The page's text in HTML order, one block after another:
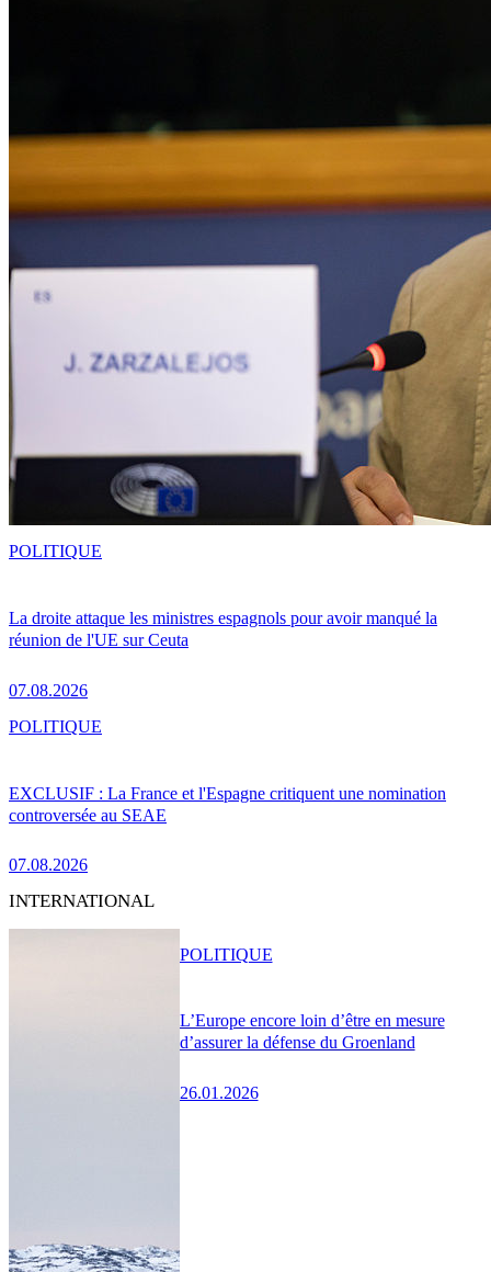
La droite attaque les ministres espagnols pour avoir manqué la
réunion de l'UE sur Ceuta
07.08.2026
POLITIQUE
EXCLUSIF : La France et l'Espagne critiquent une nomination
controversée au SEAE
07.08.2026
POLITIQUE
INTERNATIONAL
L’Europe encore loin d’être en mesure
d’assurer la défense du Groenland
26.01.2026
POLITIQUE